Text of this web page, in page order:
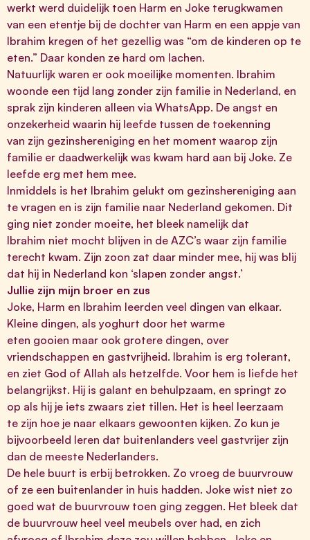
werkt werd duidelijk toen Harm en Joke terugkwamen
van een etentje bij de dochter van Harm en een appje van
Ibrahim kregen of het gezellig was “om de kinderen op te
eten.” Daar konden ze hard om lachen.
Natuurlijk waren er ook moeilijke momenten. Ibrahim
woonde een tijd lang zonder zijn familie in Nederland, en
sprak zijn kinderen alleen via WhatsApp. De angst en
onzekerheid waarin hij leefde tussen de toekenning
van zijn gezinshereniging en het moment waarop zijn
familie er daadwerkelijk was kwam hard aan bij Joke. Ze
leefde erg met hem mee.
Inmiddels is het Ibrahim gelukt om gezinshereniging aan
te vragen en is zijn familie naar Nederland gekomen. Dit
ging niet zonder moeite, het bleek namelijk dat
Ibrahim niet mocht blijven in de AZC’s waar zijn familie
terecht kwam. Zijn zoon zat daar minder mee, hij was blij
dat hij in Nederland kon ‘slapen zonder angst.’
Jullie zijn mijn broer en zus
Joke, Harm en Ibrahim leerden veel dingen van elkaar.
Kleine dingen, als yoghurt door het warme
eten gooien maar ook grotere dingen, over
vriendschappen en gastvrijheid. Ibrahim is erg tolerant,
en ziet God of Allah als hetzelfde. Voor hem is liefde het
belangrijkst. Hij is galant en behulpzaam, en springt zo
op als hij je iets zwaars ziet tillen. Het is heel leerzaam
te zijn hoe je naar elkaars gewoonten kijken. Zo kun je
bijvoorbeeld leren dat buitenlanders veel gastvrijer zijn
dan de meeste Nederlanders.
De hele buurt is erbij betrokken. Zo vroeg de buurvrouw
of ze een buitenlander in huis hadden. Joke wist niet zo
goed wat de buurvrouw toen ging zeggen. Het bleek dat
de buurvrouw heel veel meubels over had, en zich